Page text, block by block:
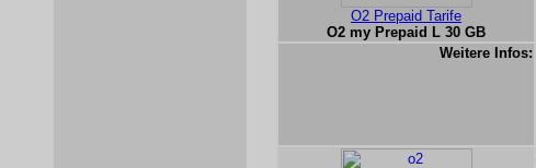
O2 Prepaid Tarife
O2 my Prepaid L 30 GB
Weitere Infos: